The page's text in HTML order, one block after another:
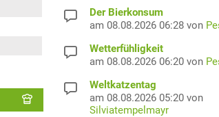
Der Bierkonsum
am 08.08.2026 06:28 von
Wetterfühligkeit
am 08.08.2026 06:20 von
Weltkatzentag
am 08.08.2026 05:20 von
Silviatempelmayr